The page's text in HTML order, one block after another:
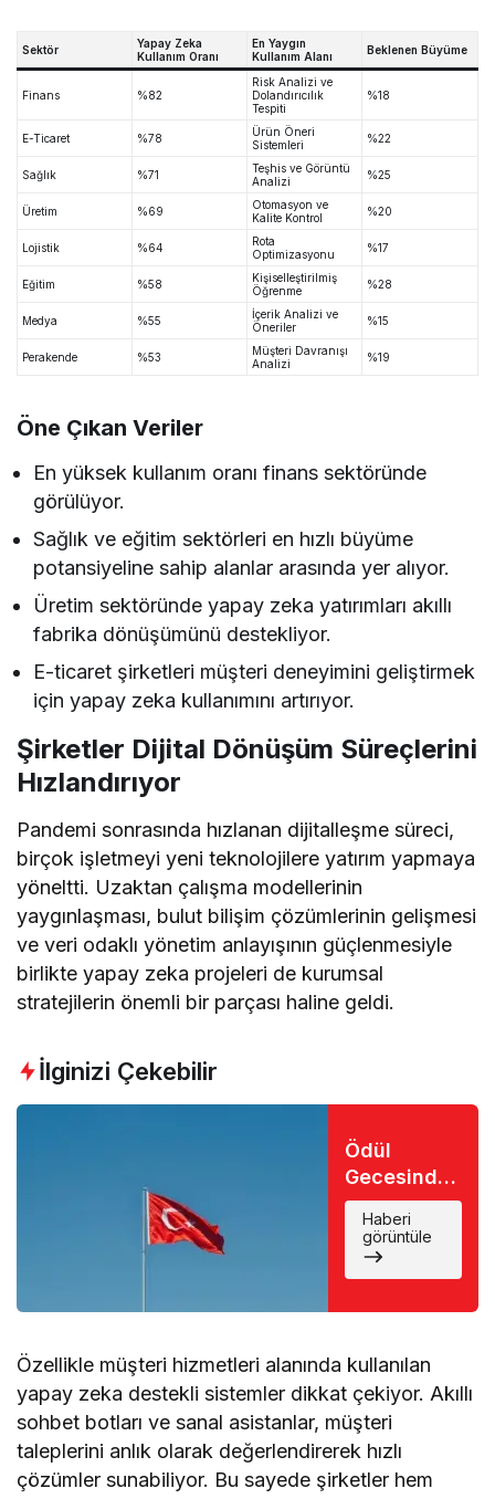
Sektör
Yapay Zeka
Kullanım Oranı
En Yaygın
Kullanım Alanı
Beklenen Büyüme
Finans %82
Risk Analizi ve
Dolandırıcılık
Tespiti
%18
E-Ticaret %78
Ürün Öneri
Sistemleri
%22
Sağlık %71
Teşhis ve Görüntü
Analizi
%25
Üretim %69
Otomasyon ve
Kalite Kontrol
%20
Lojistik %64
Rota
Optimizasyonu
%17
Eğitim %58
Kişiselleştirilmiş
Öğrenme
%28
Medya %55
İçerik Analizi ve
Öneriler
%15
Perakende %53
Müşteri Davranışı
Analizi
%19
Öne Çıkan Veriler
En yüksek kullanım oranı finans sektöründe
görülüyor.
Sağlık ve eğitim sektörleri en hızlı büyüme
potansiyeline sahip alanlar arasında yer alıyor.
Üretim sektöründe yapay zeka yatırımları akıllı
fabrika dönüşümünü destekliyor.
E-ticaret şirketleri müşteri deneyimini geliştirmek
için yapay zeka kullanımını artırıyor.
Şirketler Dijital Dönüşüm Süreçlerini
Hızlandırıyor
Pandemi sonrasında hızlanan dijitalleşme süreci,
birçok işletmeyi yeni teknolojilere yatırım yapmaya
yöneltti. Uzaktan çalışma modellerinin
yaygınlaşması, bulut bilişim çözümlerinin gelişmesi
ve veri odaklı yönetim anlayışının güçlenmesiyle
birlikte yapay zeka projeleri de kurumsal
stratejilerin önemli bir parçası haline geldi.
İlginizi Çekebilir
Ödül
Gecesinde
Büyük Şok:
Favori İsim
Eli Boş
Döndü
Haberi
görüntüle
Özellikle müşteri hizmetleri alanında kullanılan
yapay zeka destekli sistemler dikkat çekiyor. Akıllı
sohbet botları ve sanal asistanlar, müşteri
taleplerini anlık olarak değerlendirerek hızlı
çözümler sunabiliyor. Bu sayede şirketler hem